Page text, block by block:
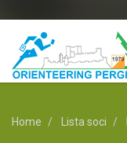
Home Lista soci